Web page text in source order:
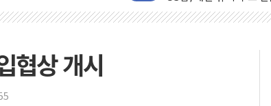
롯데백화점, 잠실에 '서
지리자동차그룹, 7월
'호텔 곳곳을 전시장으
코오롱, 제10회 에
협상 개시